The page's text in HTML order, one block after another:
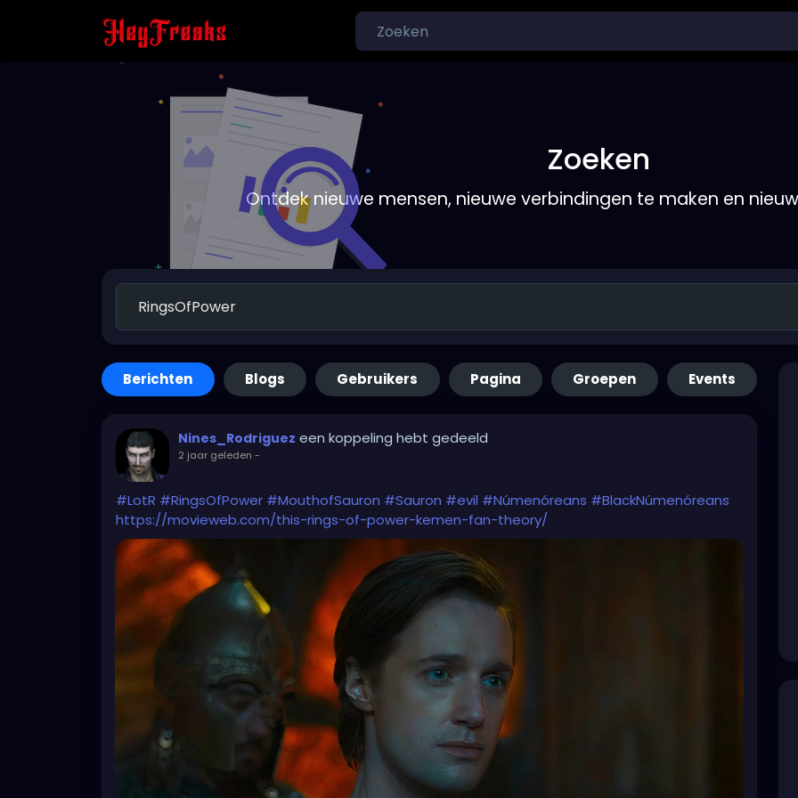
Zoeken
Ontdek nieuwe mensen, nieuwe verbindingen te maken en
Berichten Blogs Gebruikers Pagina Groepen Events
Nines_Rodriguez een koppeling hebt gedeeld
2 jaar geleden -
#LotR #RingsOfPower #MouthofSauron #Sauron #evil #Númenóreans #BlackNúmenóreans
https://movieweb.com/this-rings-of-power-kemen-fan-theory/